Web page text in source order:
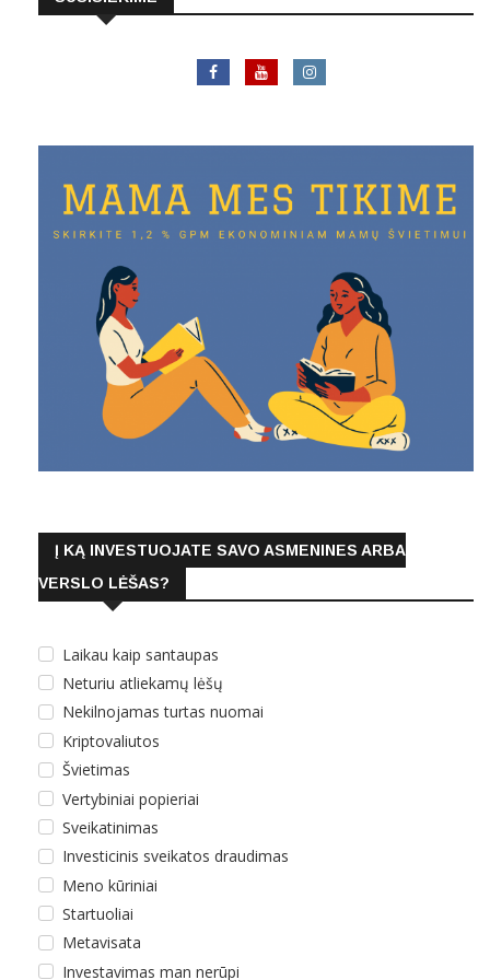
Į KĄ INVESTUOJATE SAVO ASMENINES ARBA
VERSLO LĖŠAS?
Laikau kaip santaupas
Neturiu atliekamų lėšų
Nekilnojamas turtas nuomai
Kriptovaliutos
Švietimas
Vertybiniai popieriai
Sveikatinimas
Investicinis sveikatos draudimas
Meno kūriniai
Startuoliai
Metavisata
Investavimas man nerūpi